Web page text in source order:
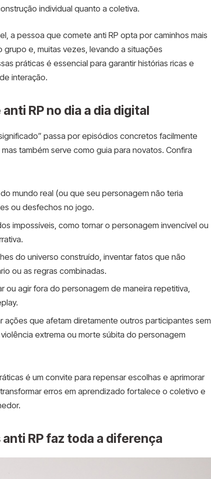
individual quanto a coletiva.
a pessoa que comete anti RP opta por caminhos mais
e, muitas vezes, levando a situações
práticas é essencial para garantir histórias ricas e
interação.
RP no dia a dia digital
passa por episódios concretos facilmente
também serve como guia para novatos. Confira
mundo real (ou que seu personagem não teria
ou desfechos no jogo.
impossíveis, como tornar o personagem invencível ou
do universo construído, inventar fatos que não
ou as regras combinadas.
ou agir fora do personagem de maneira repetitiva,
ações que afetam diretamente outros participantes sem
extrema ou morte súbita do personagem
é um convite para repensar escolhas e aprimorar
erros em aprendizado fortalece o coletivo e
RP faz toda a diferença